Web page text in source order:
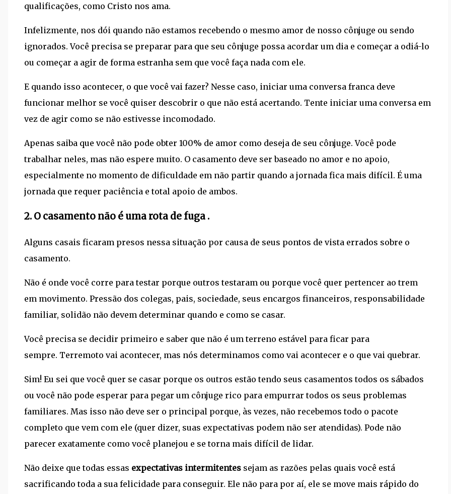
qualificações, como Cristo nos ama.
Infelizmente, nos dói quando não estamos recebendo o mesmo amor de nosso cônjuge ou sendo
ignorados. Você precisa se preparar para que seu cônjuge possa acordar um dia e começar a odiá-lo
ou começar a agir de forma estranha sem que você faça nada com ele.
E quando isso acontecer, o que você vai fazer? Nesse caso, iniciar uma conversa franca deve
funcionar melhor se você quiser descobrir o que não está acertando. Tente iniciar uma conversa em
vez de agir como se não estivesse incomodado.
Apenas saiba que você não pode obter 100% de amor como deseja de seu cônjuge. Você pode
trabalhar neles, mas não espere muito. O casamento deve ser baseado no amor e no apoio,
especialmente no momento de dificuldade em não partir quando a jornada fica mais difícil. É uma
jornada que requer paciência e total apoio de ambos.
2. O casamento não é uma rota de fuga .
Alguns casais ficaram presos nessa situação por causa de seus pontos de vista errados sobre o
casamento.
Não é onde você corre para testar porque outros testaram ou porque você quer pertencer ao trem
em movimento. Pressão dos colegas, pais, sociedade, seus encargos financeiros, responsabilidade
familiar, solidão não devem determinar quando e como se casar.
Você precisa se decidir primeiro e saber que não é um terreno estável para ficar para
sempre. Terremoto vai acontecer, mas nós determinamos como vai acontecer e o que vai quebrar.
Sim! Eu sei que você quer se casar porque os outros estão tendo seus casamentos todos os sábados
ou você não pode esperar para pegar um cônjuge rico para empurrar todos os seus problemas
familiares. Mas isso não deve ser o principal porque, às vezes, não recebemos todo o pacote
completo que vem com ele (quer dizer, suas expectativas podem não ser atendidas). Pode não
parecer exatamente como você planejou e se torna mais difícil de lidar.
Não deixe que todas essas expectativas intermitentes sejam as razões pelas quais você está
sacrificando toda a sua felicidade para conseguir. Ele não para por aí, ele se move mais rápido do